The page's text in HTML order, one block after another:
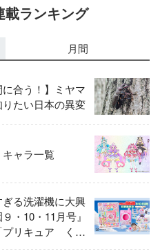
載ランキング
月間
に合う！】ミヤマ
たい日本の異変
キャラ一覧
る洗濯機に大興
・10・11月号』
プリキュア くる